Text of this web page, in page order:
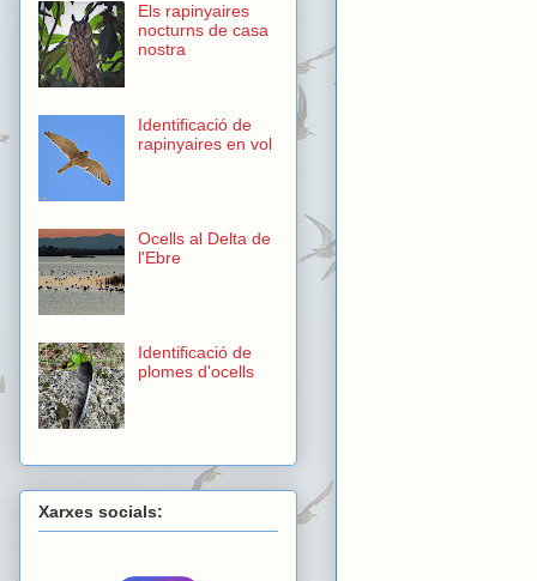
Els rapinyaires
nocturns de casa
nostra
Identificació de
rapinyaires en vol
Ocells al Delta de
l'Ebre
Identificació de
plomes d'ocells
Xarxes socials: